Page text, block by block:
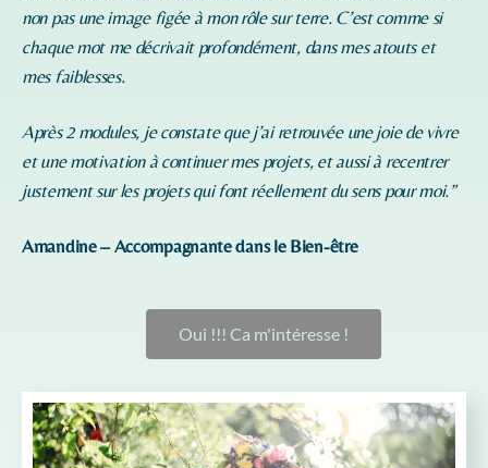
non pas une image figée à mon rôle sur terre. C’est comme si
chaque mot me décrivait profondément, dans mes atouts et
mes faiblesses.
Après 2 modules, je constate que j’ai retrouvée une joie de vivre
et une motivation à continuer mes projets, et aussi à recentrer
justement sur les projets qui font réellement du sens pour moi.”
Amandine – Accompagnante dans le Bien-être
Oui !!! Ca m'intéresse !